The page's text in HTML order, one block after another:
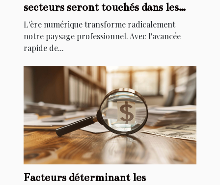
secteurs seront touchés dans les
prochaines années
L'ère numérique transforme radicalement
notre paysage professionnel. Avec l'avancée
rapide de...
Facteurs déterminant les